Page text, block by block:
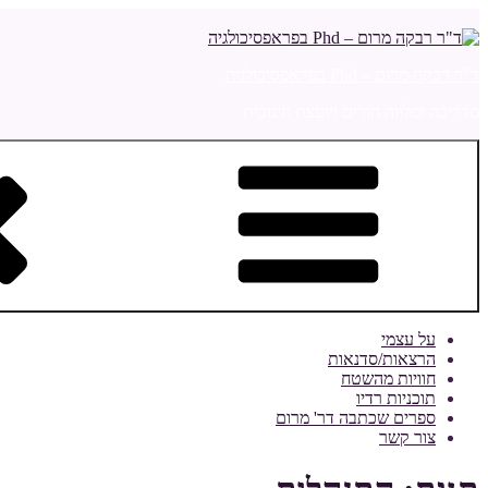
לתוכן
על עצמי
הרצאות/סדנאות
חוויות מהשטח
תוכניות רדיו
ספרים שכתבה דר' מרום
צור קשר